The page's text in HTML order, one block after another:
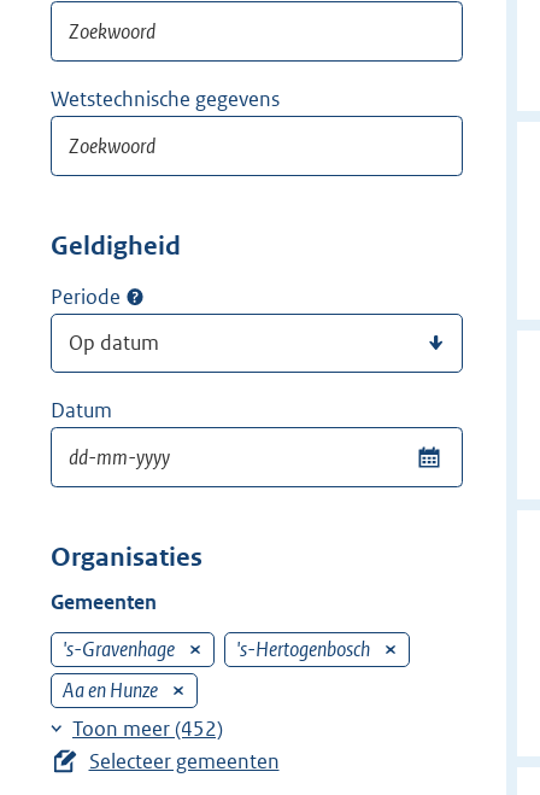
Wetstechnische gegevens
Geldigheid
Periode
Datum
Organisaties
Gemeenten
's-Gravenhage
e
r
w
i
's-Hertogenbosch
Aa en Hunze
e
r
Toon meer (452)
Selecteer gemeenten